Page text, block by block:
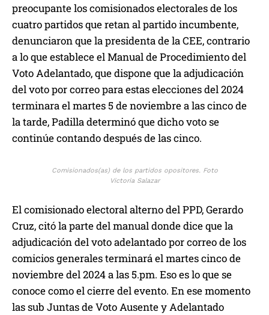
preocupante los comisionados electorales de los
cuatro partidos que retan al partido incumbente,
denunciaron que la presidenta de la CEE, contrario
a lo que establece el Manual de Procedimiento del
Voto Adelantado, que dispone que la adjudicación
del voto por correo para estas elecciones del 2024
terminara el martes 5 de noviembre a las cinco de
la tarde, Padilla determinó que dicho voto se
continúe contando después de las cinco.
Comisionados(as) de los partidos opositores. Foto
Victoria Salazar
El comisionado electoral alterno del PPD, Gerardo
Cruz, citó la parte del manual donde dice que la
adjudicación del voto adelantado por correo de los
comicios generales terminará el martes cinco de
noviembre del 2024 a las 5.pm. Eso es lo que se
conoce como el cierre del evento. En ese momento
las sub Juntas de Voto Ausente y Adelantado